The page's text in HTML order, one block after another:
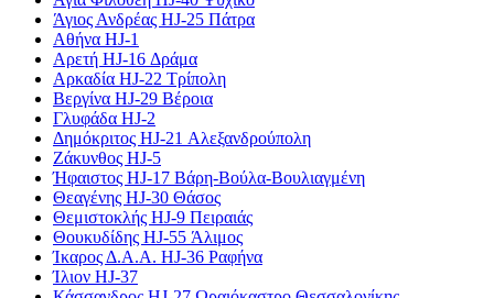
Άγιος Ανδρέας HJ-25 Πάτρα
Αθήνα HJ-1
Αρετή HJ-16 Δράμα
Αρκαδία HJ-22 Τρίπολη
Βεργίνα HJ-29 Βέροια
Γλυφάδα HJ-2
Δημόκριτος HJ-21 Αλεξανδρούπολη
Ζάκυνθος HJ-5
Ήφαιστος HJ-17 Βάρη-Βούλα-Βουλιαγμένη
Θεαγένης HJ-30 Θάσος
Θεμιστοκλής HJ-9 Πειραιάς
Θουκυδίδης HJ-55 Άλιμος
Ίκαρος Δ.Α.Α. HJ-36 Ραφήνα
Ίλιον HJ-37